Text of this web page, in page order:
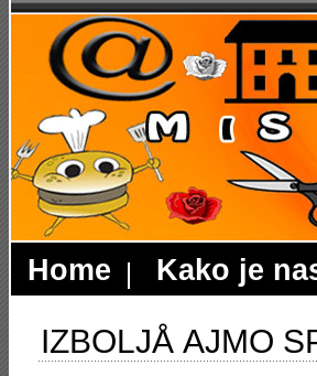
Home Kako je
IZBOLJÅ AJMO